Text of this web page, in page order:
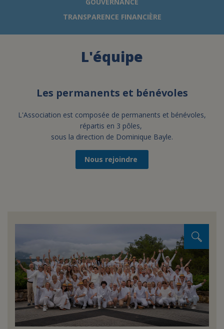
ASSURANCE VIE/LEGS
JE DEVIENS
DEVENIR
TRANSPARENCE FINANCIÈRE
L'équipe
Les permanents et bénévoles
L'Association est composée de permanents et bénévoles,
répartis en 3 pôles,
sous la direction de Dominique Bayle.
Nous rejoindre